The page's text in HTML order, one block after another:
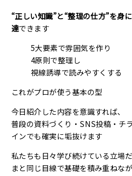
“正しい知識”と“整理の仕方”を身
達できます
5大要素で雰囲気を作り
4原則で整理し
視線誘導で読みやすくする
これがプロが使う基本の型
今日紹介した内容を意識すれば、
普段の資料づくり・SNS投稿・チ
インでも確実に垢抜けます
私たちも日々学び続けている立場
まと同じ目線で基礎を積み重ねな